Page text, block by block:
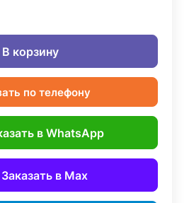
В корзину
по телефону
в WhatsApp
Заказать в Max